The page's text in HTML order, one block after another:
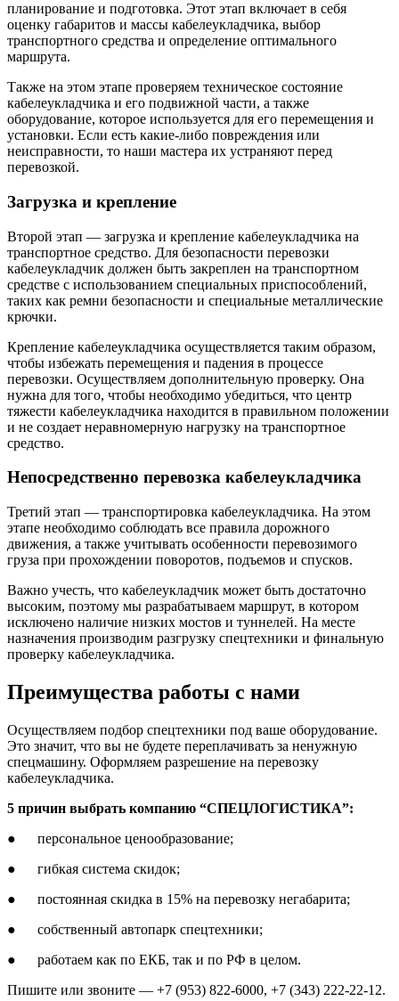
планирование и подготовка. Этот этап включает в себя
оценку габаритов и массы кабелеукладчика, выбор
транспортного средства и определение оптимального
маршрута.
Также на этом этапе проверяем техническое состояние
кабелеукладчика и его подвижной части, а также
оборудование, которое используется для его перемещения и
установки. Если есть какие-либо повреждения или
неисправности, то наши мастера их устраняют перед
перевозкой.
Загрузка и крепление
Второй этап — загрузка и крепление кабелеукладчика на
транспортное средство. Для безопасности перевозки
кабелеукладчик должен быть закреплен на транспортном
средстве с использованием специальных приспособлений,
таких как ремни безопасности и специальные металлические
крючки.
Крепление кабелеукладчика осуществляется таким образом,
чтобы избежать перемещения и падения в процессе
перевозки. Осуществляем дополнительную проверку. Она
нужна для того, чтобы необходимо убедиться, что центр
тяжести кабелеукладчика находится в правильном положении
и не создает неравномерную нагрузку на транспортное
средство.
Непосредственно перевозка кабелеукладчика
Третий этап — транспортировка кабелеукладчика. На этом
этапе необходимо соблюдать все правила дорожного
движения, а также учитывать особенности перевозимого
груза при прохождении поворотов, подъемов и спусков.
Важно учесть, что кабелеукладчик может быть достаточно
высоким, поэтому мы разрабатываем маршрут, в котором
исключено наличие низких мостов и туннелей. На месте
назначения производим разгрузку спецтехники и финальную
проверку кабелеукладчика.
Преимущества работы с нами
Осуществляем подбор спецтехники под ваше оборудование.
Это значит, что вы не будете переплачивать за ненужную
спецмашину. Оформляем разрешение на перевозку
кабелеукладчика.
5 причин выбрать компанию “СПЕЦЛОГИСТИКА”:
● персональное ценообразование;
● гибкая система скидок;
● постоянная скидка в 15% на перевозку негабарита;
● собственный автопарк спецтехники;
● работаем как по ЕКБ, так и по РФ в целом.
Пишите или звоните — +7 (953) 822-6000, +7 (343) 222-22-12.